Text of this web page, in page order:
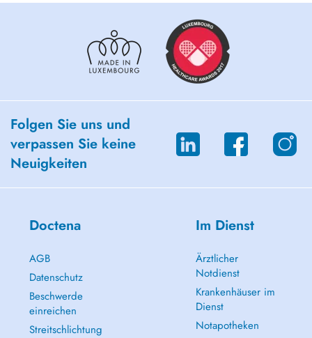
Folgen Sie uns und
verpassen Sie keine
Neuigkeiten
Doctena
AGB
Datenschutz
Beschwerde
einreichen
Streitschlichtung
Im Dienst
Ärztlicher
Notdienst
Krankenhäuser im
Dienst
Notapotheken